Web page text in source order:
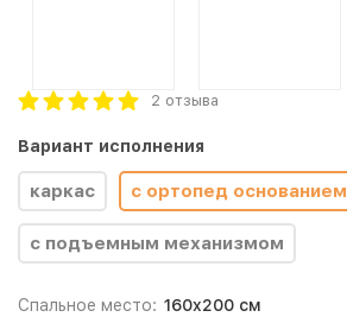
2 отзыва
Вариант исполнения
каркас с ортопед основанием
с подъемным механизмом
Спальное место: 160x200 см